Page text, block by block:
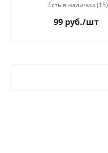
Есть в наличии (15)
99 руб./шт